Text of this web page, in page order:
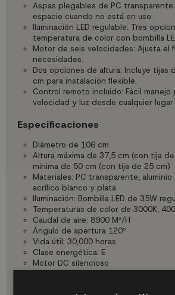
Aspas plegables de PC transparente:
espacio cuando no está en uso.
Iluminación LED regulable: Tres
temperatura de color con bombilla
Motor de seis velocidades: Ajusta el
necesidades.
Dos opciones de altura: Incluye tijas
cm para instalación flexible.
Control remoto incluido: Fácil manejo
velocidad y luz desde cualquier
Especificaciones
Diámetro de 106 cm
Altura máxima de 37,5 cm (con tija
mínima de 50 cm (con tija de 25 cm)
Materiales: PC transparente,
acrílico blanco y plata
Iluminación: Bombilla LED de 35W
Temperaturas de color de 3000K,
Caudal de aire: 8900 M³/H
Ángulo de apertura 120º
Vida útil: 30,000 horas
Clase energética: E
Motor DC silencioso